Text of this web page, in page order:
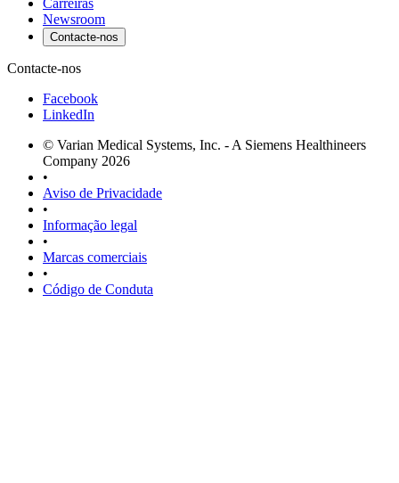
Carreiras
Newsroom
Contacte-nos
Contacte-nos
Facebook
LinkedIn
© Varian Medical Systems, Inc. - A Siemens Healthineers
Company 2026
•
Aviso de Privacidade
•
Informação legal
•
Marcas comerciais
•
Código de Conduta